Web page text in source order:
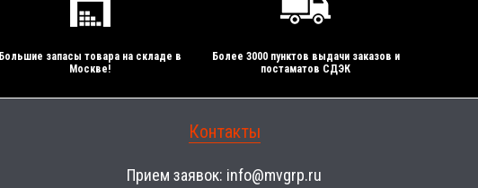
Большие запасы товара на складе в
Москве!
Более 3000 пунктов выдачи заказов и
постаматов СДЭК
Контакты
Прием заявок: info@mvgrp.ru